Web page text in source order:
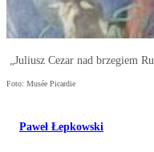
„Juliusz Cezar nad brzegiem
Foto: Musée Picardie
Paweł Łepkowski